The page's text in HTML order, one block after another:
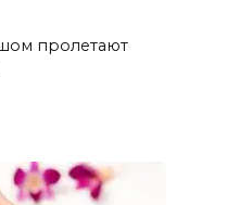
пролетают